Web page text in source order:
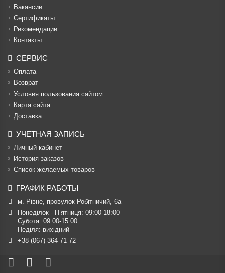
Вакансии
Cертификаты
Рекомендации
Контакты
СЕРВИС
Оплата
Возврат
Условия пользования сайтом
Карта сайта
Доставка
УЧЕТНАЯ ЗАПИСЬ
Личный кабинет
История заказов
Список желаемых товаров
ГРАФИК РАБОТЫ
м. Рівне, провулок Робітничий, 6а
Понеділок - П’ятниця: 09:00-18:00
Субота: 09:00-15:00
Неділя: вихідний
+38 (067) 364 71 72